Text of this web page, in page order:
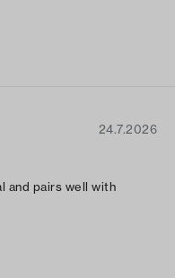
24.7.2026
and pairs well with